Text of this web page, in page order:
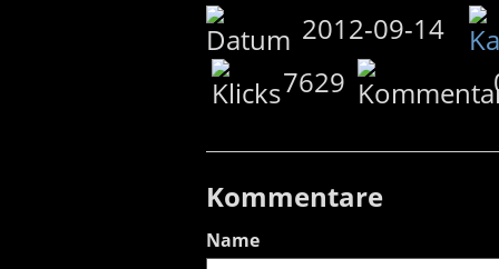
2012-09-14
7629
Kommentare
Name